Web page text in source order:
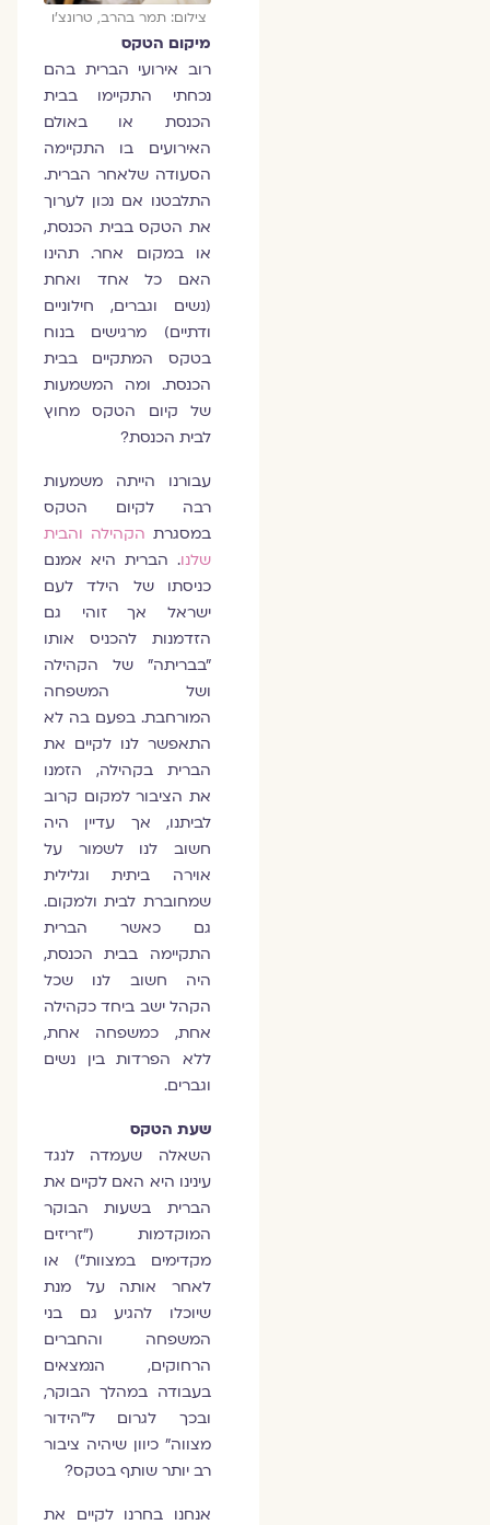
צילום: תמר בהרב, טרונצ'ו
מיקום הטקס
רוב אירועי הברית בהם
נכחתי התקיימו בבית
הכנסת או באולם
האירועים בו התקיימה
הסעודה שלאחר הברית.
התלבטנו אם נכון לערוך
את הטקס בבית הכנסת,
או במקום אחר. תהינו
האם כל אחד ואחת
(נשים וגברים, חילוניים
ודתיים) מרגישים בנוח
בטקס המתקיים בבית
הכנסת. ומה המשמעות
של קיום הטקס מחוץ
לבית הכנסת?
עבורנו הייתה משמעות
רבה לקיום הטקס
במסגרתהקהילה והבית
שלנו. הברית היא אמנם
כניסתו של הילד לעם
ישראל אך זוהי גם
הזדמנות להכניס אותו
"בבריתה" של הקהילה
ושל המשפחה
המורחבת. בפעם בה לא
התאפשר לנו לקיים את
הברית בקהילה, הזמנו
את הציבור למקום קרוב
לביתנו, אך עדיין היה
חשוב לנו לשמור על
אוירה ביתית וגלילית
שמחוברת לבית ולמקום.
גם כאשר הברית
התקיימה בבית הכנסת,
היה חשוב לנו שכל
הקהל ישב ביחד כקהילה
אחת, כמשפחה אחת,
ללא הפרדות בין נשים
וגברים.
שעת הטקס
השאלה שעמדה לנגד
עינינו היא האם לקיים את
הברית בשעות הבוקר
המוקדמות ("זריזים
מקדימים במצוות") או
לאחר אותה על מנת
שיוכלו להגיע גם בני
המשפחה והחברים
הרחוקים, הנמצאים
בעבודה במהלך הבוקר,
ובכך לגרום ל"הידור
מצווה" כיוון שיהיה ציבור
רב יותר שותף בטקס?
אנחנו בחרנו לקיים את